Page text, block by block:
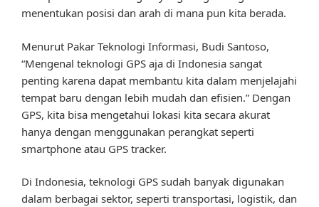
menentukan posisi dan arah di mana pun kita berada.
Menurut Pakar Teknologi Informasi, Budi Santoso,
“Mengenal teknologi GPS aja di Indonesia sangat
penting karena dapat membantu kita dalam menjelajahi
tempat baru dengan lebih mudah dan efisien.” Dengan
GPS, kita bisa mengetahui lokasi kita secara akurat
hanya dengan menggunakan perangkat seperti
smartphone atau GPS tracker.
Di Indonesia, teknologi GPS sudah banyak digunakan
dalam berbagai sektor, seperti transportasi, logistik, dan